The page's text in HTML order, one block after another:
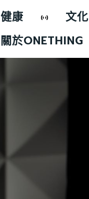
健康 文化
關於ONETHING